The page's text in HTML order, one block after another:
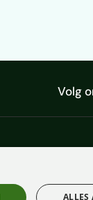
Volg
ALLES